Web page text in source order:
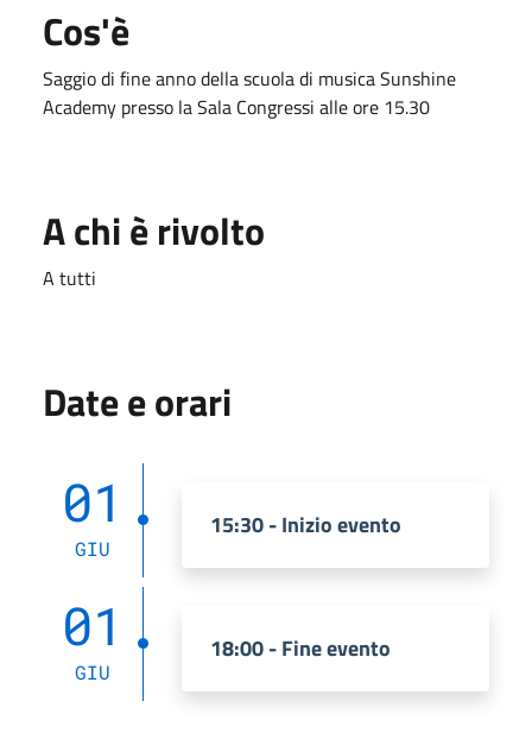
Cos'è
Saggio di fine anno della scuola di musica Sunshine
Academy presso la Sala Congressi alle ore 15.30
A chi è rivolto
A tutti
Date e orari
01
GIU
15:30 - Inizio evento
01
GIU
18:00 - Fine evento